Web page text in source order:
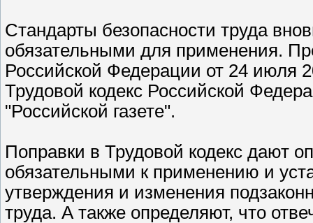
Стандарты безопасности труда
обязательными для применения.
Российской Федерации от 24 июля
Трудовой кодекс Российской
"Российской газете".
Поправки в Трудовой кодекс дают
обязательными к применению и
утверждения и изменения
труда. А также определяют, что